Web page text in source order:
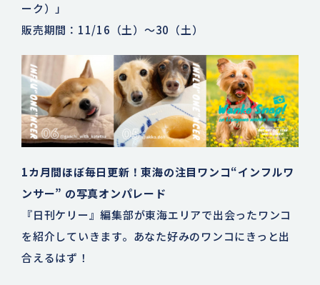
ーク）」
販売期間：11/16（土）～30（土）
1カ月間ほぼ毎日更新！東海の注目ワンコ“インフルワ
ンサー” の写真オンパレード
『日刊ケリー』編集部が東海エリアで出会ったワンコ
を紹介していきます。あなた好みのワンコにきっと出
合えるはず！